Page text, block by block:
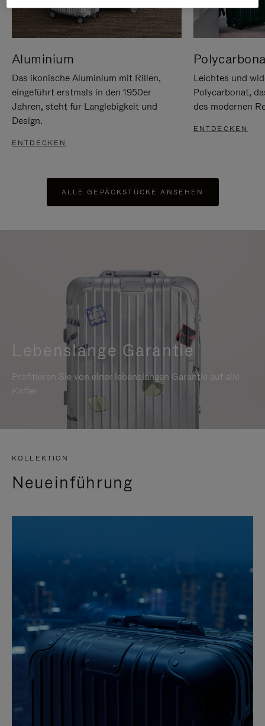
Aluminium
Das ikonische Aluminium mit Rillen,
eingeführt erstmals in den 1950er
Jahren, steht für Langlebigkeit und
Design.
ENTDECKEN
Leichtes und
Polycarbonat,
des modernen
ENTDECKEN
ALLE GEPÄCKSTÜCKE ANSEHEN
Lebenslange Garantie
Profitieren Sie von einer lebenslangen Garantie auf alle
Koffer
KOLLEKTION
Neueinführung